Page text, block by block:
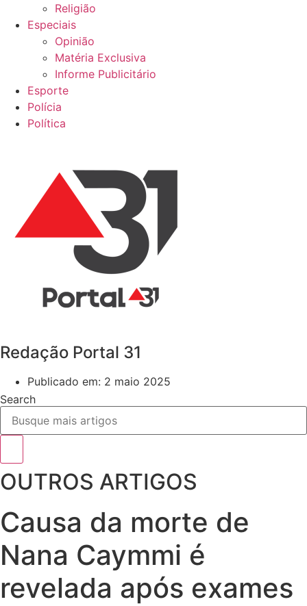
Religião
Especiais
Opinião
Matéria Exclusiva
Informe Publicitário
Esporte
Polícia
Política
Redação Portal 31
Publicado em: 2 maio 2025
Search
OUTROS ARTIGOS
Causa da morte de
Nana Caymmi é
revelada após exames